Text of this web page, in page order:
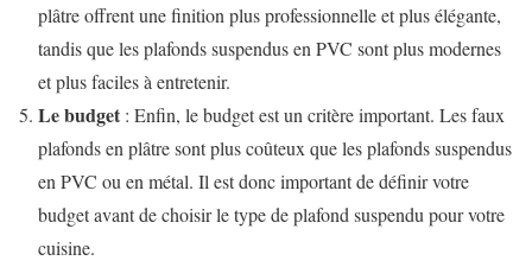
plâtre offrent une finition plus professionnelle et plus élégante,
tandis que les plafonds suspendus en PVC sont plus modernes
et plus faciles à entretenir.
Le budget : Enfin, le budget est un critère important. Les faux
plafonds en plâtre sont plus coûteux que les plafonds suspendus
en PVC ou en métal. Il est donc important de définir votre
budget avant de choisir le type de plafond suspendu pour votre
cuisine.